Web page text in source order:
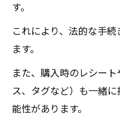
す。
これにより、法的な手
ます。
また、購入時のレシー
ス、タグなど）も一緒
能性があります。